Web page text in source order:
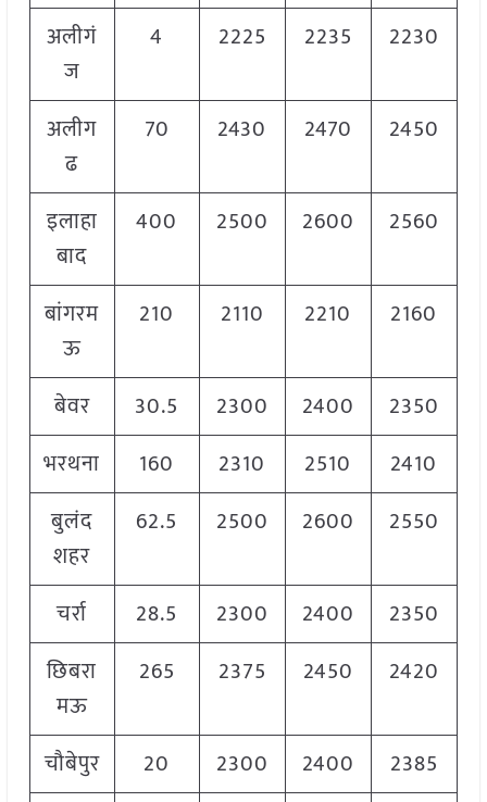
अलीगं
ज
4 2225 2235 2230
अलीग
ढ
70 2430 2470 2450
इलाहा
बाद
400 2500 2600 2560
बांगरम
ऊ
210 2110 2210 2160
बेवर 30.5 2300 2400
2350
भरथना
160 2310 2510
2410
बुलंद
शहर
62.5 2500 2600 2550
चर्रा 28.5 2300 2400
2350
छिबरा
मऊ
265 2375 2450 2420
चौबेपुर 20 2300 2400
2385